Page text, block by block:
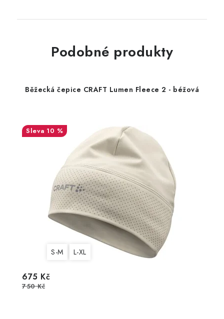
Podobné produkty
Běžecká čepice CRAFT Lumen Fleece 2 - béžová
10 %
S-M L-XL
675 Kč
750 Kč